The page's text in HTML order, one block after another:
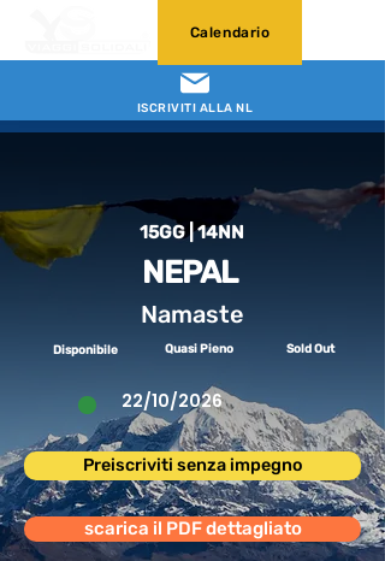
ISCRIVITI ALLA NL
Calendario
15GG | 14NN
NEPAL
Namaste
Disponibile Quasi Pieno Sold Out
22/10/2026
Preiscriviti senza impegno
scarica il PDF dettagliato